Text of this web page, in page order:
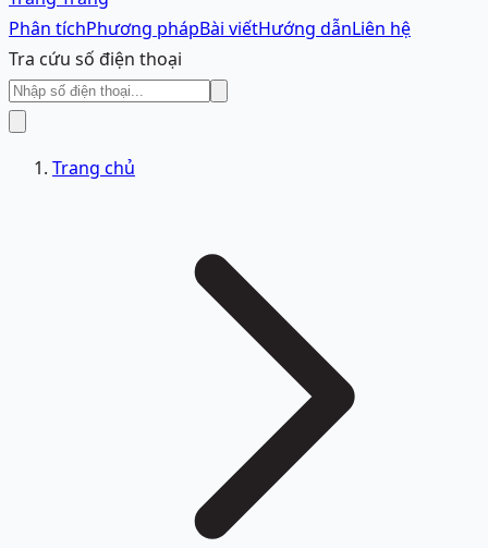
Phân tíchPhương phápBài viếtHướng dẫnLiên hệ
Tra cứu số điện thoại
Trang chủ